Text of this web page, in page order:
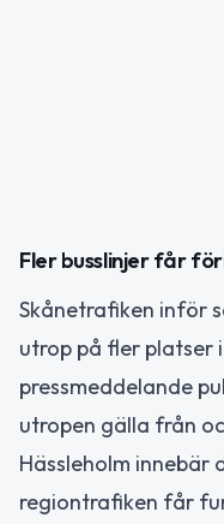
Fler busslinjer får
Skånetrafiken inför
utrop på fler platser
pressmeddelande
utropen gälla från
Hässleholm
regiontrafiken får